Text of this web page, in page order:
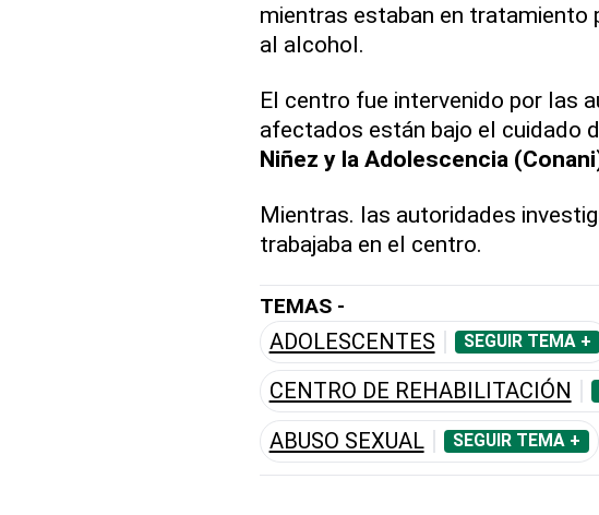
mientras estaban en tratamiento
al alcohol.
El centro fue intervenido por las
afectados están bajo el cuidado
Niñez y la Adolescencia
Mientras. las autoridades
trabajaba en el centro.
TEMAS -
ADOLESCENTES SEGUIR TEMA +
CENTRO DE REHABILITACIÓN
ABUSO SEXUAL SEGUIR TEMA +